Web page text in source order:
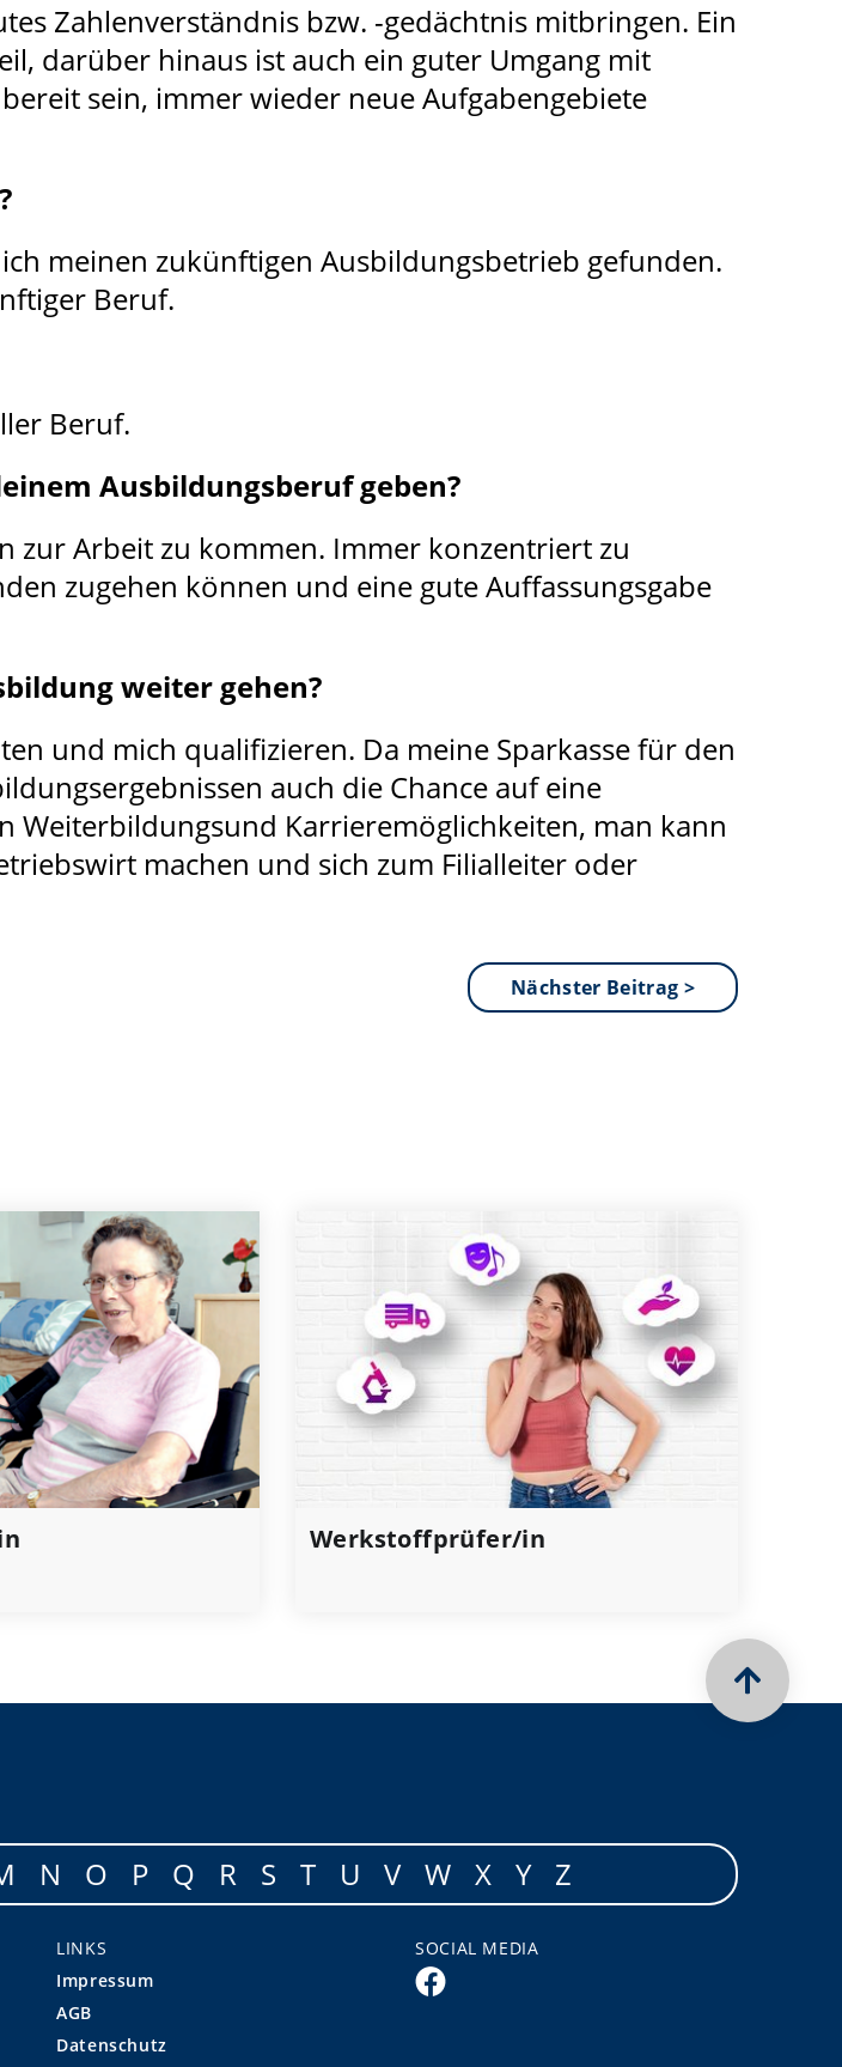
Zahlenverständnis bzw. -gedächtnis mitbringen. Ein
darüber hinaus ist auch ein guter Umgang mit
sein, immer wieder neue Aufgabengebiete
meinen zukünftigen Ausbildungsbetrieb gefunden.
Beruf.
Beruf.
Ausbildungsberuf geben?
zur Arbeit zu kommen. Immer konzentriert zu
zugehen können und eine gute Auffassungsgabe
weiter gehen?
und mich qualifizieren. Da meine Sparkasse für den
auch die Chance auf eine
Weiterbildungsund Karrieremöglichkeiten, man kann
machen und sich zum Filialleiter oder
Nächster Beitrag >
Werkstoffprüfer/in
N O P Q R S T U V W X Y Z
LINKS
Impressum
AGB
Datenschutz
SOCIAL MEDIA